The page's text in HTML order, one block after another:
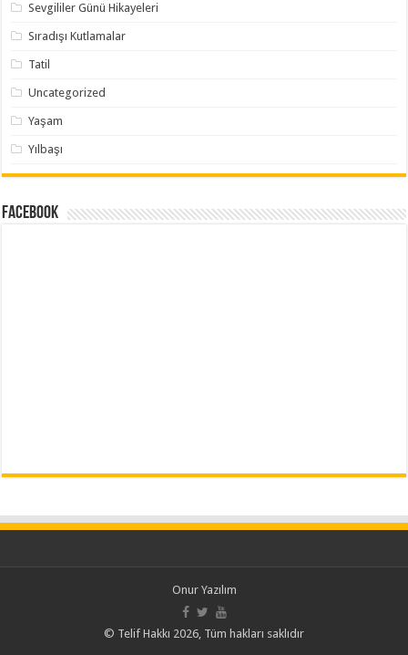
Sevgililer Günü Hikayeleri
Sıradışı Kutlamalar
Tatil
Uncategorized
Yaşam
Yılbaşı
Facebook
Onur Yazılım
© Telif Hakkı 2026, Tüm hakları saklıdır